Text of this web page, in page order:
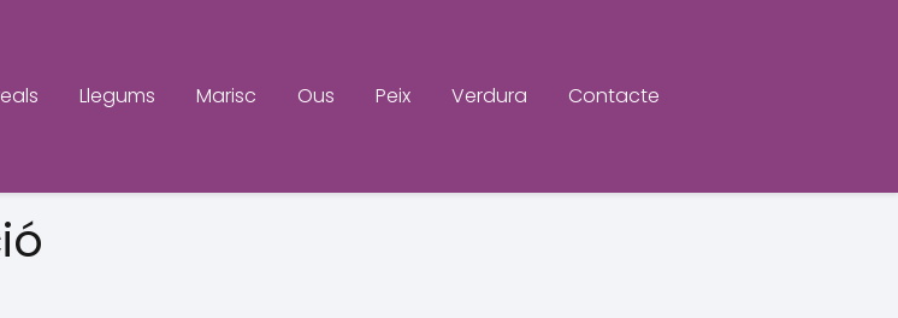
Llegums Marisc Ous Peix Verdura Contacte